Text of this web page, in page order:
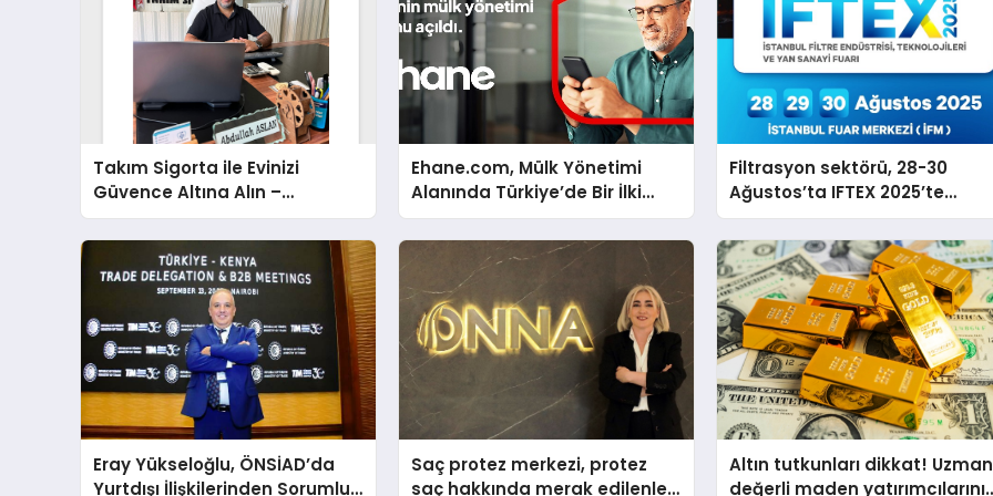
Takım Sigorta ile Evinizi
Güvence Altına Alın –
Abdullah Aslan ile Röportaj
Ehane.com, Mülk Yönetimi
Alanında Türkiye’de Bir İlki
Gerçekleştirmek İçin Yayında
Filtrasyon sektörü, 28-30
Ağustos’ta IFTEX 2025’te
buluşacak
Eray Yükseloğlu, ÖNSİAD’da
Yurtdışı İlişkilerinden Sorumlu
Saç protez merkezi, protez
saç hakkında merak edilenleri
Altın tutkunları dikkat!
değerli maden yatırımcılarını